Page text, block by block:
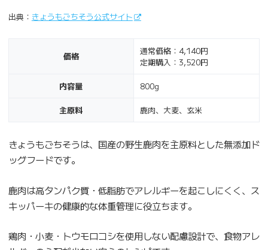
出典： きょうもごちそう公式サイト
価格
通常価格：4,140円
定期購入：3,520円
内容量 800g
主原料 鹿肉、大麦、玄米
きょうもごちそうは、国産の野生鹿肉を主原料とした無添加ド
ッグフードです。
鹿肉は高タンパク質・低脂肪でアレルギーを起こしにくく、ス
キッパーキの健康的な体重管理に役立ちます。
鶏肉・小麦・トウモロコシを使用しない配慮設計で、食物アレ